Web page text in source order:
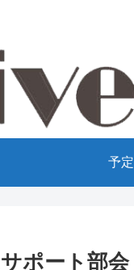
予定
ポート部会